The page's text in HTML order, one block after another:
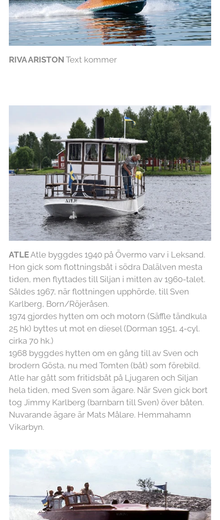
RIVA ARISTON Text kommer
ATLEAtle byggdes 1940 på Övermo varv i Leksand.
Hon gick som flottningsbåt i södra Dalälven mesta
tiden, men flyttades till Siljan i mitten av 1960-talet.
Såldes 1967, när flottningen upphörde, till Sven
Karlberg, Born/Röjeråsen.
1974 gjordes hytten om och motorn (Säffle tändkula
25 hk) byttes ut mot en diesel (Dorman 1951, 4-cyl.
cirka 70 hk.)
1968 byggdes hytten om en gång till av Sven och
brodern Gösta, nu med Tomten (båt) som förebild.
Atle har gått som fritidsbåt på Ljugaren och Siljan
hela tiden, med Sven som ägare. När Sven gick bort
tog Jimmy Karlberg (barnbarn till Sven) över båten.
Nuvarande ägare är Mats Målare. Hemmahamn
Vikarbyn.